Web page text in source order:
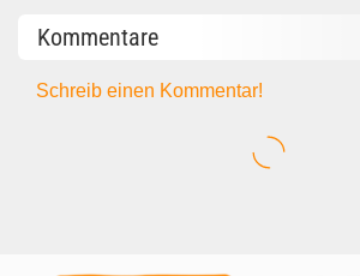
Kommentare
Schreib einen Kommentar!